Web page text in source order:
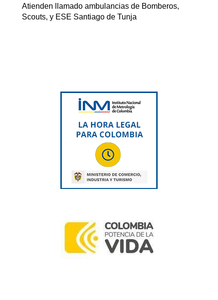
Atienden llamado ambulancias de Bomberos,
Scouts, y ESE Santiago de Tunja